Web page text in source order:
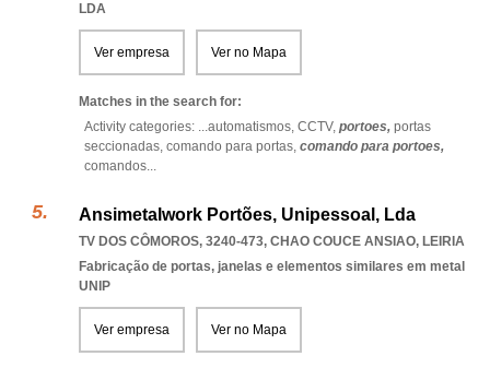
LDA
Ver empresa Ver no Mapa
Matches in the search for:
Activity categories: ...automatismos, CCTV, portoes, portas
seccionadas, comando para portas, comando para portoes,
comandos...
Ansimetalwork Portões, Unipessoal, Lda
TV DOS CÔMOROS, 3240-473, CHAO COUCE ANSIAO, LEIRIA
Fabricação de portas, janelas e elementos similares em metal
UNIP
Ver empresa Ver no Mapa